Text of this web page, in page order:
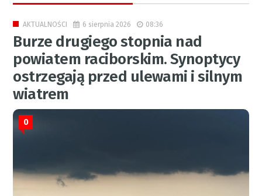
AKTUALNOŚCI 6 sierpnia 2026 08:36
Burze drugiego stopnia nad
powiatem raciborskim. Synoptycy
ostrzegają przed ulewami i silnym
wiatrem
0